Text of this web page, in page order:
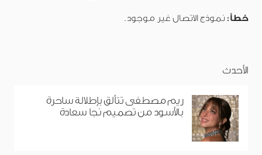
خطأ: نموذج الاتصال غير موجود.
الأحدث
ريم مصطفى تتألق بإطلالة ساحرة
بالأسود من تصميم نجا سعادة